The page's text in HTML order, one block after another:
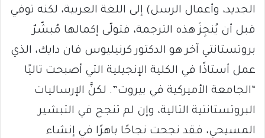
الجديد، وأعمال الرسل) إلى اللغة العربية، لكنه توفي
قبل أن يُنجِزَ هذه الترجمة، فتولّى إكمالها مُبشّرٌ
بروتستانتي آخر هو الدكتور كرنيليوس فان دايك، الذي
عمل أستاذًا في الكلية الإنجيلية التي أصبحت تاليًا
“الجامعة الأميركية في بيروت”. لكنَّ الإرساليات
البروتستانتية التالية، وإن لم تنجح في التبشير
المسيحي، فقد نجحت نجاحًا باهرًا في إنشاء